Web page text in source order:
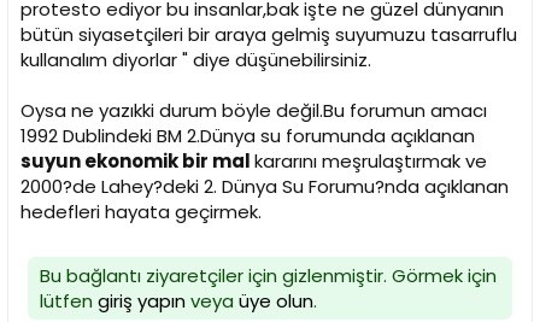
protesto ediyor bu insanlar,bak işte ne güzel dünyanın
bütün siyasetçileri bir araya gelmiş suyumuzu tasarruflu
kullanalım diyorlar " diye düşünebilirsiniz.
Oysa ne yazıkki durum böyle değil.Bu forumun amacı
1992 Dublindeki BM 2.Dünya su forumunda açıklanan
suyun ekonomik bir malkararını meşrulaştırmak ve
2000?de Lahey?deki 2. Dünya Su Forumu?nda açıklanan
hedefleri hayata geçirmek.
Bu bağlantı ziyaretçiler için gizlenmiştir. Görmek için
lütfen giriş yapınveya üye olun.